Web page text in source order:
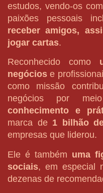
estudos, vendo-os
paixões pessoais
receber amigos,
jogar cartas.
Reconhecido como
negócios e
como missão
negócios por
conhecimento e
marca de 1 bilhão
empresas que liderou.
Ele é também uma
sociais, em especial
dezenas de